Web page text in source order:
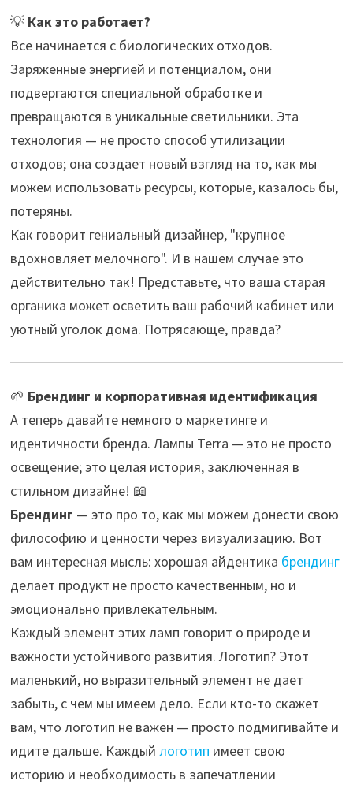
💡 Как это работает?
Все начинается с биологических отходов.
Заряженные энергией и потенциалом, они
подвергаются специальной обработке и
превращаются в уникальные светильники. Эта
технология — не просто способ утилизации
отходов; она создает новый взгляд на то, как мы
можем использовать ресурсы, которые, казалось бы,
потеряны.
Как говорит гениальный дизайнер, "крупное
вдохновляет мелочного". И в нашем случае это
действительно так! Представьте, что ваша старая
органика может осветить ваш рабочий кабинет или
уютный уголок дома. Потрясающе, правда?
🌱 Брендинг и корпоративная идентификация
А теперь давайте немного о маркетинге и
идентичности бренда. Лампы Terra — это не просто
освещение; это целая история, заключенная в
стильном дизайне! 📖
Брендинг — это про то, как мы можем донести свою
философию и ценности через визуализацию. Вот
вам интересная мысль: хорошая айдентика брендинг
делает продукт не просто качественным, но и
эмоционально привлекательным.
Каждый элемент этих ламп говорит о природе и
важности устойчивого развития. Логотип? Этот
маленький, но выразительный элемент не дает
забыть, с чем мы имеем дело. Если кто-то скажет
вам, что логотип не важен — просто подмигивайте и
идите дальше. Каждыйлоготип имеет свою
историю и необходимость в запечатлении